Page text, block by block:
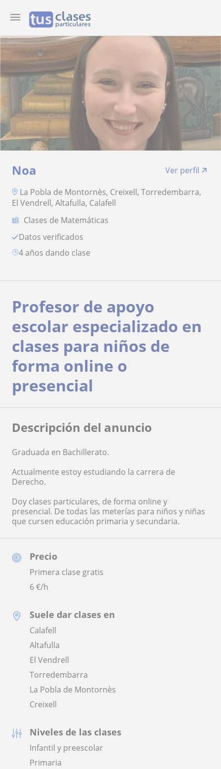
Noa
Ver perfil
La Pobla de Montornès, Creixell, Torredembarra,
El Vendrell, Altafulla, Calafell
Clases de Matemáticas
Datos verificados
4 años dando clase
Precio
Primera clase gratis
6€/h
Suele dar clases en
Calafell
Altafulla
El Vendrell
Torredembarra
La Pobla de Montornès
Creixell
Niveles de las clases
Infantil y preescolar
Primaria
Profesor de apoyo
escolar especializado en
clases para niños de
forma online o
presencial
Descripción del anuncio
Graduada en Bachillerato.
Actualmente estoy estudiando la carrera de
Derecho.
Doy clases particulares, de forma online y
presencial. De todas las meterías para niños y niñas
que cursen educación primaria y secundaria.